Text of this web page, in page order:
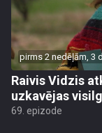
pirms 2 nedēļām, 3
Raivis Vidzis
uzkavējas
69. epizode